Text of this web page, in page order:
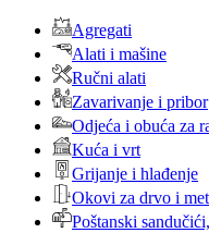
Agregati
Alati i mašine
Ručni alati
Zavarivanje i pribor
Odjeća i obuća za
Kuća i vrt
Grijanje i hlađenje
Okovi za drvo i
Poštanski